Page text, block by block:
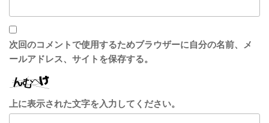
次回のコメントで使用するためブラウザーに自分の名前、メ
ールアドレス、サイトを保存する。
上に表示された文字を入力してください。